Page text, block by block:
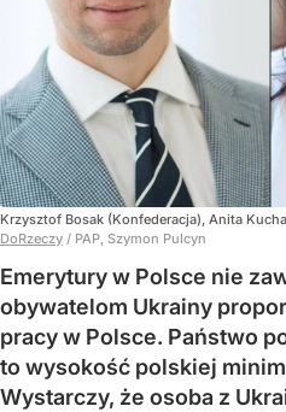
Krzysztof Bosak (Konfederacja), Anita
DoRzeczy / PAP, Szymon Pulcyn
Emerytury w Polsce nie
obywatelom Ukrainy
pracy w Polsce. Państwo
to wysokość polskiej
Wystarczy, że osoba z